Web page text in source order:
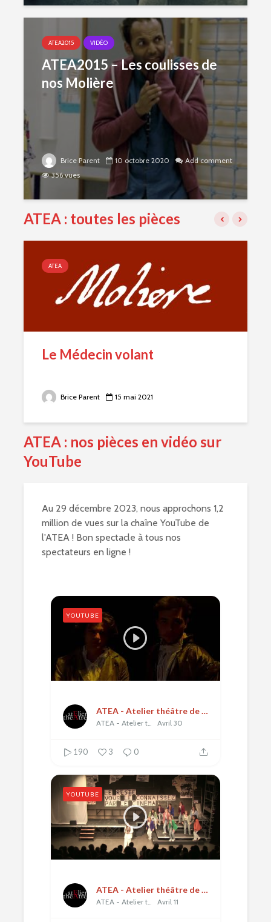
ATEA2015 VIDÉO
ATEA2015 – Les coulisses de
nos Molière
Brice Parent 10 octobre 2020
Add comment
356 vues
ATEA : toutes les pièces
ATEA
La Jalousie du Barbouillé
Brice Parent 10 juin 2021
ATEA : nos pièces en vidéo sur
YouTube
Au 29 décembre 2023, nous approchons 1,2
million de vues sur la chaîne YouTube de
l'ATEA ! Bon spectacle à tous nos
spectateurs en ligne !
ATEA - Atelier théâtre de l'École alsacienne
ATEA - Atelier théâtre de l'École alsacienne Avril 30
YOUTUBE
190 3 0
ATEA - Atelier théâtre de l'École alsacienne
ATEA - Atelier théâtre de l'École alsacienne Avril 11
YOUTUBE